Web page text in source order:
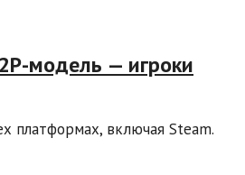
модель — игроки
платформах, включая Steam.